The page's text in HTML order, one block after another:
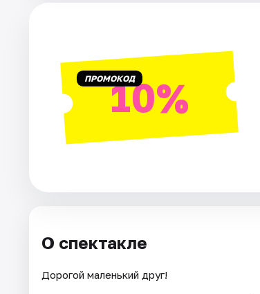
Рейтинги ПРОМОКОД10%
О спектакле
Дорогой маленький друг!